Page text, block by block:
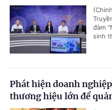
đàm
sinh
Phát hiện doanh
thương hiệu lớn để